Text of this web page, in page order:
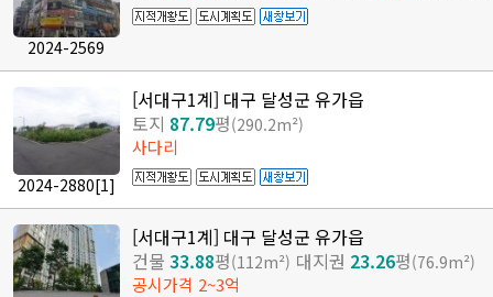
2024-2569
2024-2880[1]
[서대구1계] 대구 달성군 유가읍
토지 87.79평(290.2m²)
사다리
[서대구1계] 대구 달성군 유가읍
건물 33.88평(112m²) 대지권 23.26평(76.9m²)
공시가격 2~3억